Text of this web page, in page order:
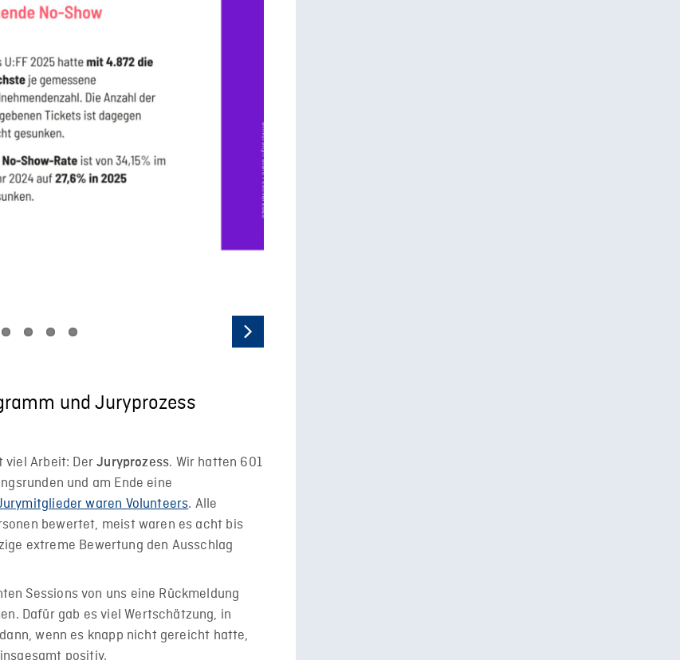
und Juryprozess
viel Arbeit: DerJuryprozess. Wir hatten 601
und am Ende eine
waren Volunteers. Alle
bewertet, meist waren es acht bis
extreme Bewertung den Ausschlag
Sessions von uns eine Rückmeldung
Dafür gab es viel Wertschätzung, in
wenn es knapp nicht gereicht hatte,